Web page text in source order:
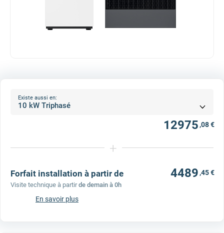
Existe aussi en:
12975 ,08 €
+
Forfait installation à partir de 4489 ,45 €
Visite technique à partir de demain à 0h
En savoir plus